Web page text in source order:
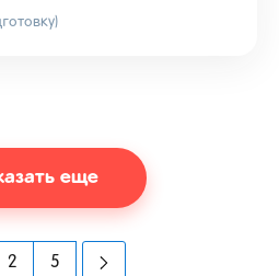
еще
2 5